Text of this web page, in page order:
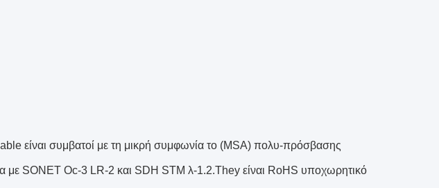
είναι συμβατοί με τη μικρή συμφωνία το (MSA) πολυ-πρόσβασης
SONET Oc-3 LR-2 και SDH STM λ-1.2.They είναι RoHS υποχωρητικό